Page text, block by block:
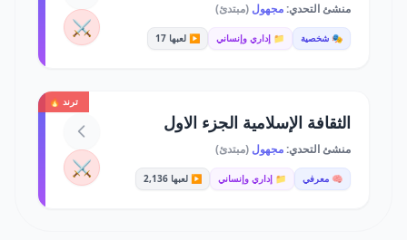
منشئ التحدي:مجهول (مبتدئ)
🎭 شخصية 📁 إداري وإنساني ▶️ لعبها 17 ⚔️
ترند 🔥
الثقافة الإسلامية الجزء الاول
منشئ التحدي:مجهول (مبتدئ)
🧠 معرفي 📁 إداري وإنساني ▶️ لعبها 2,136 ⚔️